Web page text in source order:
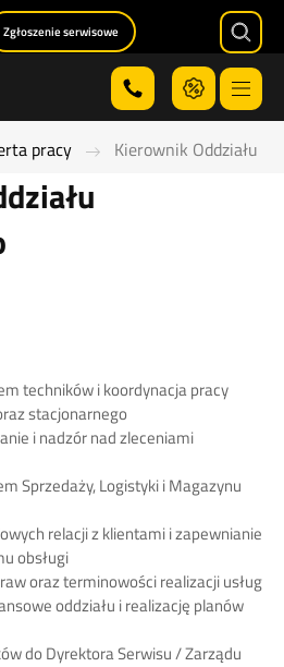
Menu
Zgłoszenie serwisowe
pracy Kierownik Oddziału
techników i koordynacja pracy
stacjonarnego
i nadzór nad zleceniami
Sprzedaży, Logistyki i Magazynu
relacji z klientami i zapewnianie
obsługi
oraz terminowości realizacji usług
oddziału i realizację planów
do Dyrektora Serwisu / Zarządu